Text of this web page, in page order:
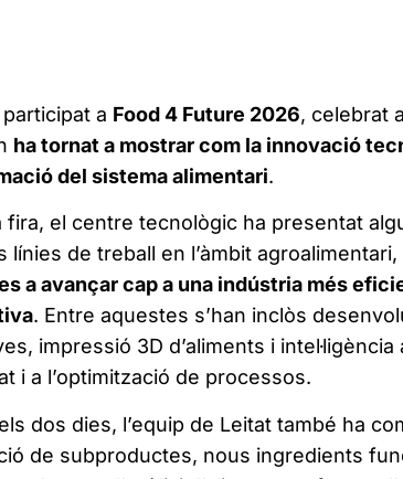
a Food 4 Future 2026, celebrat
ha tornat a mostrar com la innovació
del sistema alimentari.
fira, el centre tecnològic ha presentat
línies de treball en l’àmbit agroalimentari,
a avançar cap a una indústria més
. Entre aquestes s’han inclòs
impressió 3D d’aliments i
i a l’optimització de processos.
dos dies, l’equip de Leitat també ha
de subproductes, nous ingredients